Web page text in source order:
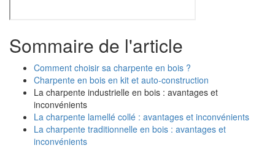
Sommaire de l'article
Comment choisir sa charpente en bois ?
Charpente en bois en kit et auto-construction
La charpente industrielle en bois : avantages et
inconvénients
La charpente lamellé collé : avantages et inconvénients
La charpente traditionnelle en bois : avantages et
inconvénients